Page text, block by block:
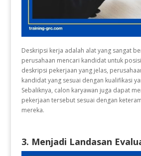
Deskripsi kerja adalah alat yang sangat
perusahaan mencari kandidat untuk
deskripsi pekerjaan yang jelas,
kandidat yang sesuai dengan kualifikasi
Sebaliknya, calon karyawan juga dapat
pekerjaan tersebut sesuai dengan
mereka.
3. Menjadi Landasan